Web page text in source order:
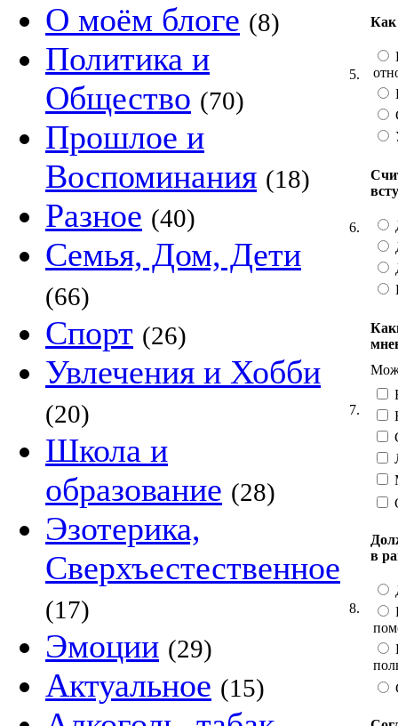
О моём блоге (8)
Политика и
Общество (70)
Прошлое и
Воспоминания (18)
Разное (40)
Семья, Дом, Дети
(66)
Спорт (26)
Увлечения и Хобби
(20)
Школа и
образование (28)
Эзотерика,
Сверхъестественное
(17)
Эмоции (29)
Актуальное (15)
5.
Как
6.
7.
8.
в